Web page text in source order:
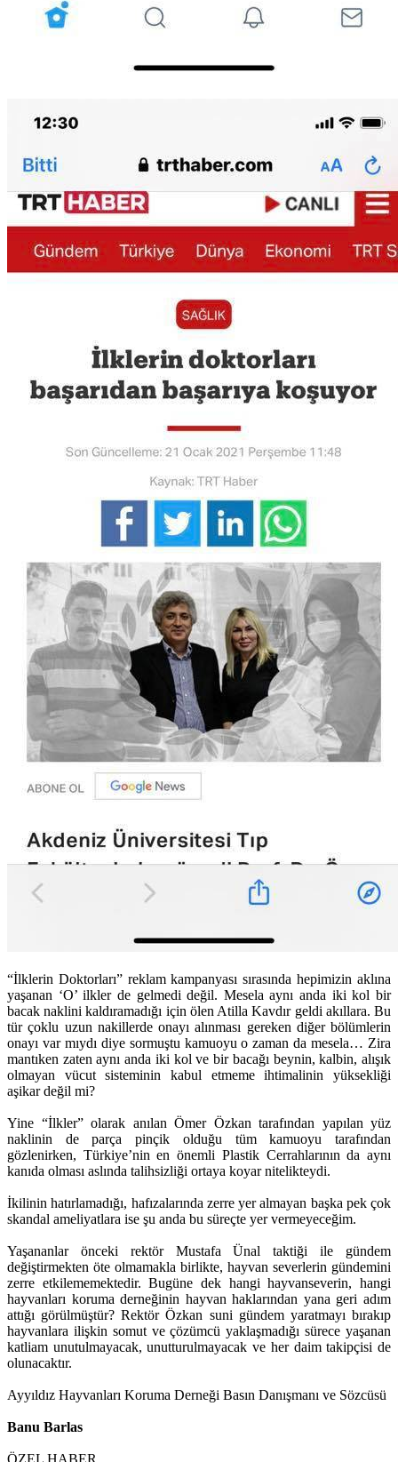
“İlklerin Doktorları” reklam kampanyası sırasında hepimizin aklına
yaşanan ‘O’ ilkler de gelmedi değil. Mesela aynı anda iki kol bir
bacak naklini kaldıramadığı için ölen Atilla Kavdır geldi akıllara. Bu
tür çoklu uzun nakillerde onayı alınması gereken diğer bölümlerin
onayı var mıydı diye sormuştu kamuoyu o zaman da mesela… Zira
mantıken zaten aynı anda iki kol ve bir bacağı beynin, kalbin, alışık
olmayan vücut sisteminin kabul etmeme ihtimalinin yüksekliği
aşikar değil mi?
Yine “İlkler” olarak anılan Ömer Özkan tarafından yapılan yüz
naklinin de parça pinçik olduğu tüm kamuoyu tarafından
gözlenirken, Türkiye’nin en önemli Plastik Cerrahlarının da aynı
kanıda olması aslında talihsizliği ortaya koyar nitelikteydi.
İkilinin hatırlamadığı, hafızalarında zerre yer almayan başka pek çok
skandal ameliyatlara ise şu anda bu süreçte yer vermeyeceğim.
Yaşananlar önceki rektör Mustafa Ünal taktiği ile gündem
değiştirmekten öte olmamakla birlikte, hayvan severlerin gündemini
zerre etkilememektedir. Bugüne dek hangi hayvanseverin, hangi
hayvanları koruma derneğinin hayvan haklarından yana geri adım
attığı görülmüştür? Rektör Özkan suni gündem yaratmayı bırakıp
hayvanlara ilişkin somut ve çözümcü yaklaşmadığı sürece yaşanan
katliam unutulmayacak, unutturulmayacak ve her daim takipçisi de
olunacaktır.
Ayyıldız Hayvanları Koruma Derneği Basın Danışmanı ve Sözcüsü
Banu Barlas